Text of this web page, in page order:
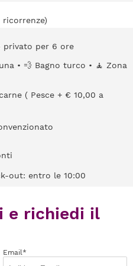
privato per 6 ore
• 💨 Bagno turco • 🧘 Zona
( Pesce + € 10,00 a
out: entro le 10:00
e richiedi il
Email*